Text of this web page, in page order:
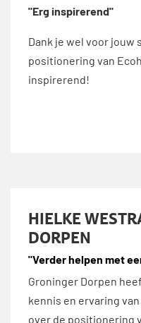
"Erg inspirerend"
Dank je wel voor
positionering van
inspirerend!
HIELKE
DORPEN
"Verder helpen met
Groninger Dorpen
kennis en ervaring